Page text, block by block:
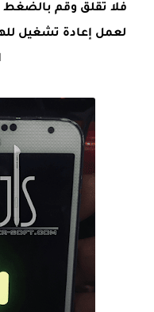
فلا تقلق وقم بالضغط
لعمل إعادة تشغيل